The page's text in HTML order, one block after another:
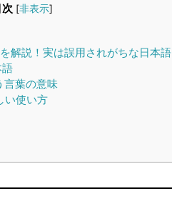
次 [非表示]
解説！実は誤用されがちな日本語
言葉の意味
い使い方